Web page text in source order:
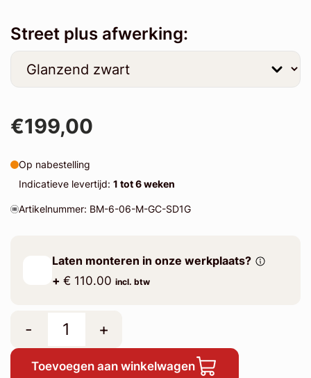
Street plus afwerking:
€199,00
Op nabestelling
Indicatieve levertijd: 1 tot 6 weken
Artikelnummer: BM-6-06-M-GC-SD1G
Laten monteren in onze werkplaats?
+ € 110.00 incl. btw
- +
Toevoegen aan winkelwagen